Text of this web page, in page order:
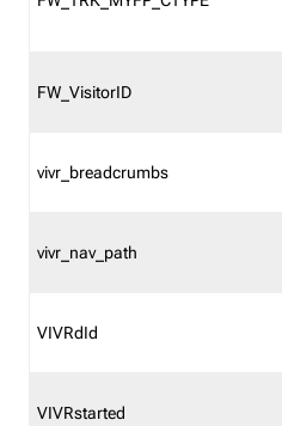
FW_VisitorID
vivr_breadcrumbs
vivr_nav_path
VIVRdId
VIVRstarted